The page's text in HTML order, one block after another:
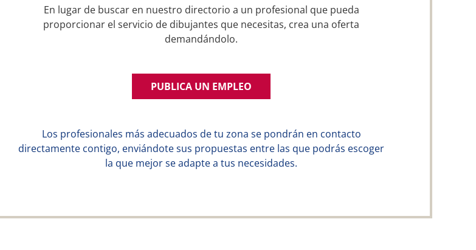
En lugar de buscar en nuestro directorio a un profesional que pueda
proporcionar el servicio de dibujantes que necesitas, crea una oferta
demandándolo.
PUBLICA UN EMPLEO
Los profesionales más adecuados de tu zona se pondrán en contacto
directamente contigo, enviándote sus propuestas entre las que podrás escoger
la que mejor se adapte a tus necesidades.